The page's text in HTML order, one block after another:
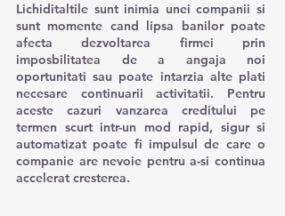
Lichiditaltile sunt inimia unei companii si
sunt momente cand lipsa banilor poate
afecta dezvoltarea firmei prin
imposbilitatea de a angaja noi
oportunitati sau poate intarzia alte plati
necesare continuarii activitatii. Pentru
aceste cazuri vanzarea creditului pe
termen scurt intr-un mod rapid, sigur si
automatizat poate fi impulsul de care o
companie are nevoie pentru a-si continua
accelerat cresterea.